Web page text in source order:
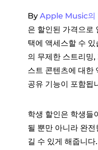
By Apple Music의
은 할인된 가격으로
택에 액세스할 수
의 무제한 스트리밍
스트 콘텐츠에 대한
공유 기능이 포함됩
학생 할인은 학생들
될 뿐만 아니라 완
길 수 있게 해줍니